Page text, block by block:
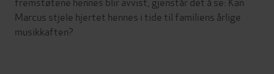
Marcus stjele hjertet hennes i tide til familiens årlige
musikkaften?